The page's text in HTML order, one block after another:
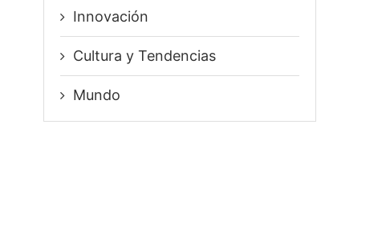
Innovación
⁠Cultura y Tendencias
Mundo